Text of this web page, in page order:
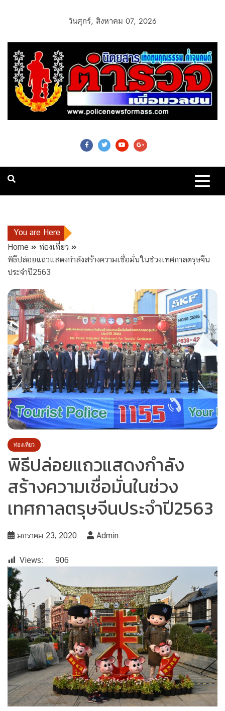
วันศุกร์, สิงหาคม 07, 2026
Police News For
Mass
You are Here
Home
ท่องเที่ยว
พิธีปล่อยแถวแสดงกำลังสร้างความเชื่อมั่นในช่วงเทศกาลตรุษจีน
ประจำปี2563
ท่องเที่ยว
พิธีปล่อยแถวแสดงกำลัง
สร้างความเชื่อมั่นในช่วง
เทศกาลตรุษจีนประจำปี2563
มกราคม 23, 2020 Admin
Views: 906